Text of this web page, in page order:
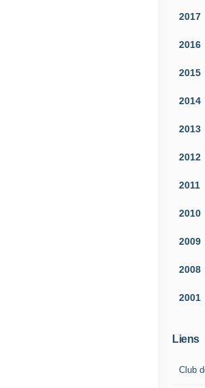
2017
2016
2015
2014
2013
2012
2011
2010
2009
2008
2001
Liens
Club